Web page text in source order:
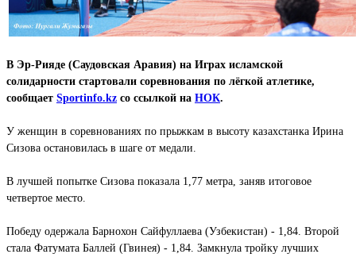
В Эр-Рияде (Саудовская Аравия) на Играх исламской
солидарности стартовали соревнования по лёгкой атлетике,
сообщает Sportinfo.kz со ссылкой на НОК.
У женщин в соревнованиях по прыжкам в высоту казахстанка Ирина
Сизова остановилась в шаге от медали.
В лучшей попытке Сизова показала 1,77 метра, заняв итоговое
четвертое место.
Победу одержала Барнохон Сайфуллаева (Узбекистан) - 1,84. Второй
стала Фатумата Баллей (Гвинея) - 1,84. Замкнула тройку лучших